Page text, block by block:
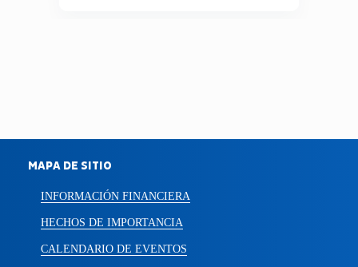
MAPA DE SITIO
INFORMACIÓN FINANCIERA
HECHOS DE IMPORTANCIA
CALENDARIO DE EVENTOS